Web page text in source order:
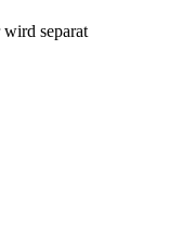
separat